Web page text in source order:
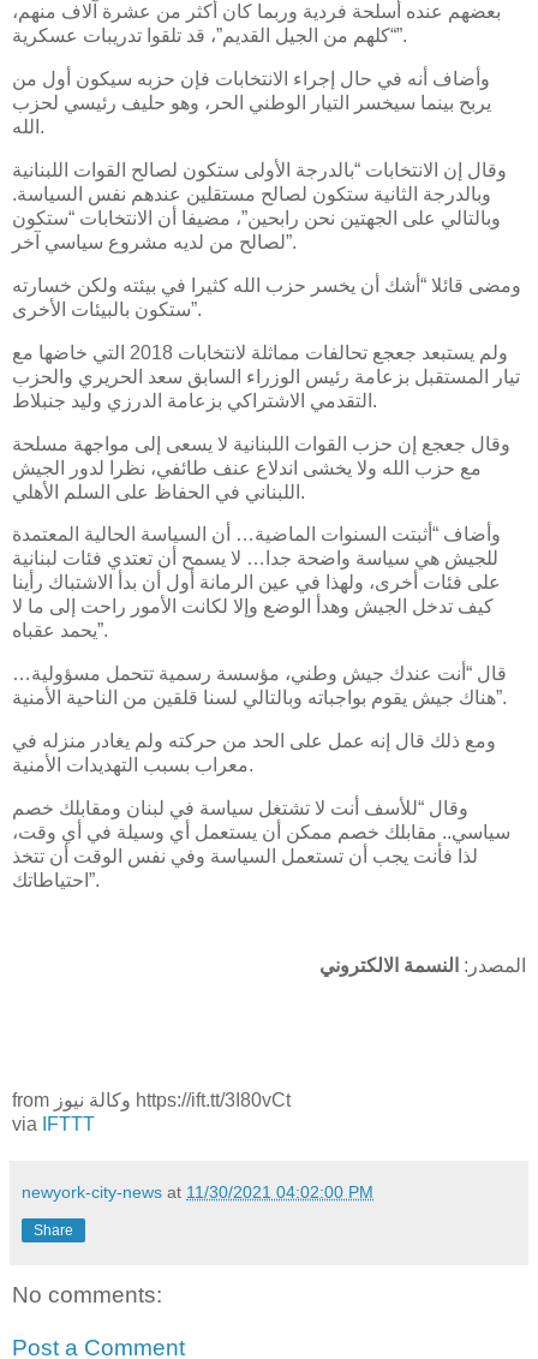
بعضهم عنده أسلحة فردية وربما كان أكثر من عشرة آلاف منهم،
“كلهم من الجيل القديم”، قد تلقوا تدريبات عسكرية”.
وأضاف أنه في حال إجراء الانتخابات فإن حزبه سيكون أول من
يربح بينما سيخسر التيار الوطني الحر، وهو حليف رئيسي لحزب
الله.
وقال إن الانتخابات “بالدرجة الأولى ستكون لصالح القوات اللبنانية
وبالدرجة الثانية ستكون لصالح مستقلين عندهم نفس السياسة.
وبالتالي على الجهتين نحن رابحين”، مضيفا أن الانتخابات “ستكون
لصالح من لديه مشروع سياسي آخر”.
ومضى قائلا “أشك أن يخسر حزب الله كثيرا في بيئته ولكن خسارته
ستكون بالبيئات الأخرى”.
ولم يستبعد جعجع تحالفات مماثلة لانتخابات 2018 التي خاضها مع
تيار المستقبل بزعامة رئيس الوزراء السابق سعد الحريري والحزب
التقدمي الاشتراكي بزعامة الدرزي وليد جنبلاط.
وقال جعجع إن حزب القوات اللبنانية لا يسعى إلى مواجهة مسلحة
مع حزب الله ولا يخشى اندلاع عنف طائفي، نظرا لدور الجيش
اللبناني في الحفاظ على السلم الأهلي.
وأضاف “أثبتت السنوات الماضية… أن السياسة الحالية المعتمدة
للجيش هي سياسة واضحة جدا… لا يسمح أن تعتدي فئات لبنانية
على فئات أخرى، ولهذا في عين الرمانة أول أن بدأ الاشتباك رأينا
كيف تدخل الجيش وهدأ الوضع وإلا لكانت الأمور راحت إلى ما لا
يحمد عقباه”.
قال “أنت عندك جيش وطني، مؤسسة رسمية تتحمل مسؤولية…
هناك جيش يقوم بواجباته وبالتالي لسنا قلقين من الناحية الأمنية”.
ومع ذلك قال إنه عمل على الحد من حركته ولم يغادر منزله في
معراب بسبب التهديدات الأمنية.
وقال “للأسف أنت لا تشتغل سياسة في لبنان ومقابلك خصم
سياسي.. مقابلك خصم ممكن أن يستعمل أي وسيلة في أي وقت،
لذا فأنت يجب أن تستعمل السياسة وفي نفس الوقت أن تتخذ
احتياطاتك”.
المصدر : النسمة الالكتروني
from وكالة نيوز https://ift.tt/3I80vCt
via
IFTTT
newyork-city-news at 11/30/2021 04:02:00 PM
Share
No comments:
Post a Comment